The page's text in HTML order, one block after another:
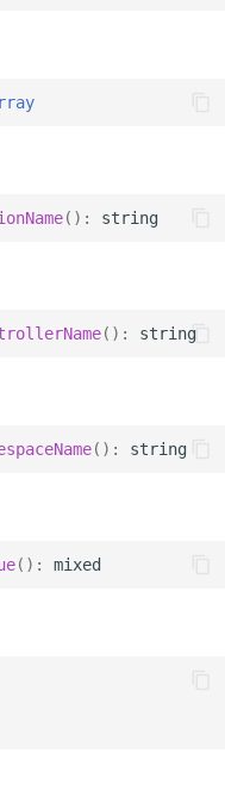
() : string
() : string
() : string
() : mixed